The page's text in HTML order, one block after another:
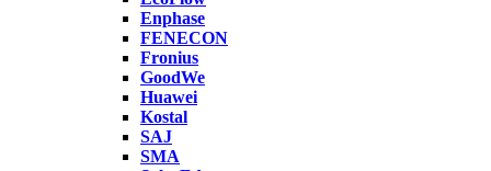
Enphase
FENECON
Fronius
GoodWe
Huawei
Kostal
SAJ
SMA